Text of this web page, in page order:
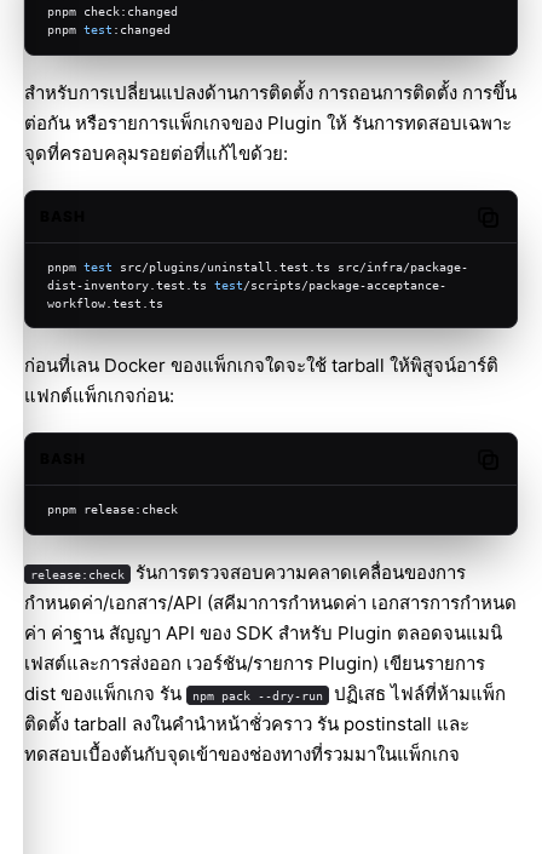
pnpm check:changed
pnpm test :changed
สำหรับการเปลี่ยนแปลงด้านการติดตั้ง การถอนการติดตั้ง การขึ้น
ต่อกัน หรือรายการแพ็กเกจของ Plugin ให้ รันการทดสอบเฉพาะ
จุดที่ครอบคลุมรอยต่อที่แก้ไขด้วย:
pnpm test src/plugins/uninstall.test.ts src/infra/package-
dist-inventory.test.ts test/scripts/package-acceptance-
workflow.test.ts
ก่อนที่เลน Docker ของแพ็กเกจใดจะใช้ tarball ให้พิสูจน์อาร์ติ
แฟกต์แพ็กเกจก่อน:
pnpm release:check
release:check รันการตรวจสอบความคลาดเคลื่อนของการ
กำหนดค่า/เอกสาร/API (สคีมาการกำหนดค่า เอกสารการกำหนด
ค่า ค่าฐาน สัญญา API ของ SDK สำหรับ Plugin ตลอดจนแมนิ
เฟสต์และการส่งออก เวอร์ชัน/รายการ Plugin) เขียนรายการ
dist ของแพ็กเกจ รัน
npm pack --dry-run ปฏิเสธ ไฟล์ที่ห้ามแพ็ก
ติดตั้ง tarball ลงในคำนำหน้าชั่วคราว รัน postinstall และ
ทดสอบเบื้องต้นกับจุดเข้าของช่องทางที่รวมมาในแพ็กเกจ